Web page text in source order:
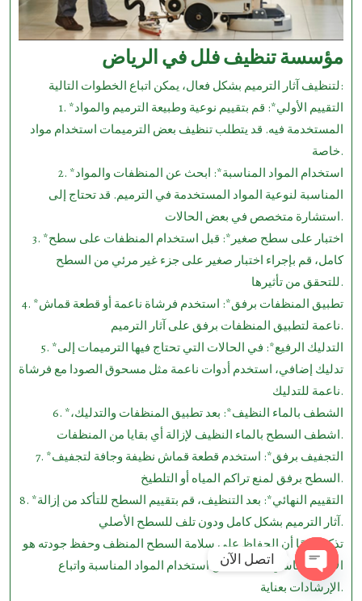
مؤسسة تنظيف فلل في الرياض
لتنظيف آثار الترميم بشكل فعال، يمكن اتباع الخطوات التالية:
1. *التقييم الأولي*: قم بتقييم نوعية وطبيعة الترميم والمواد
المستخدمة فيه. قد يتطلب تنظيف بعض الترميمات استخدام مواد
خاصة.
2. *استخدام المواد المناسبة*: ابحث عن المنظفات والمواد
المناسبة لنوعية المواد المستخدمة في الترميم. قد تحتاج إلى
استشارة متخصص في بعض الحالات.
3. *اختبار على سطح صغير*: قبل استخدام المنظفات على سطح
كامل، قم بإجراء اختبار صغير على جزء غير مرئي من السطح
للتحقق من تأثيرها.
4. *تطبيق المنظفات برفق*: استخدم فرشاة ناعمة أو قطعة قماش
ناعمة لتطبيق المنظفات برفق على آثار الترميم.
5. *التدليك الرفيع*: في الحالات التي تحتاج فيها الترميمات إلى
تدليك إضافي، استخدم أدوات ناعمة مثل مسحوق الصودا مع فرشاة
ناعمة للتدليك.
6. *الشطف بالماء النظيف*: بعد تطبيق المنظفات والتدليك،
اشطف السطح بالماء النظيف لإزالة أي بقايا من المنظفات.
7. *التجفيف برفق*: استخدم قطعة قماش نظيفة وجافة لتجفيف
السطح برفق لمنع تراكم المياه أو التلطيخ.
8. *التقييم النهائي*: بعد التنظيف، قم بتقييم السطح للتأكد من إزالة
آثار الترميم بشكل كامل ودون تلف للسطح الأصلي.
تذكر دائمًا أن الحفاظ على سلامة السطح المنظف وحفظ جودته هو
الأمر الأساسي، لذا تأكد من استخدام المواد المناسبة واتباع
الإرشادات بعناية.
اتصل الآن
Open